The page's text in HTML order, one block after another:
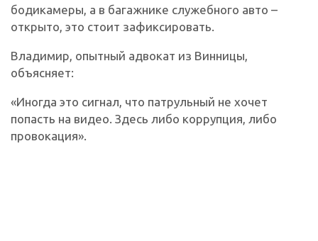
бодикамеры, а в багажнике служебного авто –
открыто, это стоит зафиксировать.
Владимир, опытный адвокат из Винницы,
объясняет:
«Иногда это сигнал, что патрульный не хочет
попасть на видео. Здесь либо коррупция, либо
провокация».